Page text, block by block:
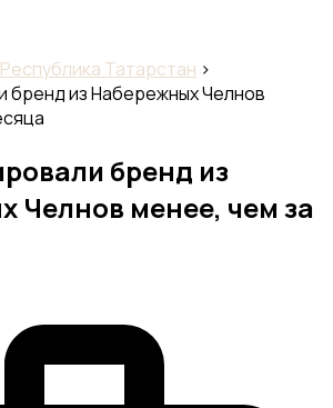
Республика Татарстан ›
бренд из Набережных Челнов
бренд из
Челнов менее, чем за